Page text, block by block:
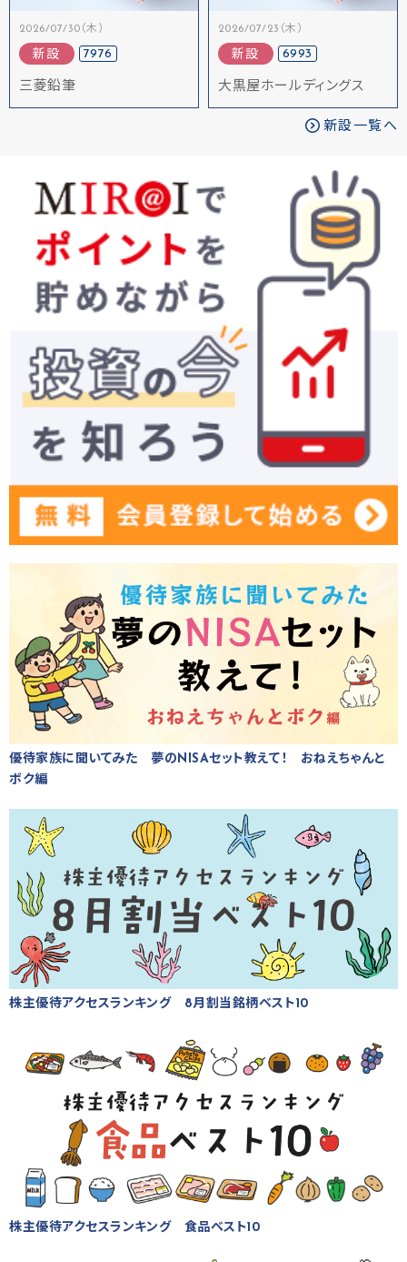
2026/07/30（木）
新設 7976
三菱鉛筆
2026/07/23（木）
新設 6993
大黒屋ホールディングス
新設一覧へ
優待家族に聞いてみた 夢のNISAセット教えて！ おねえちゃんと
ボク編
株主優待アクセスランキング 8月割当銘柄ベスト10
株主優待アクセスランキング 食品ベスト10